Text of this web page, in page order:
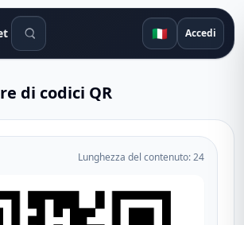
Strumenti di ricerca 🇮🇹 Accedi
di codici QR
Lunghezza del contenuto:24